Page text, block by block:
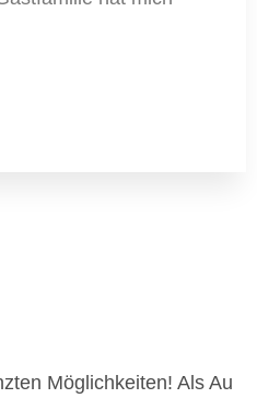
Möglichkeiten! Als Au